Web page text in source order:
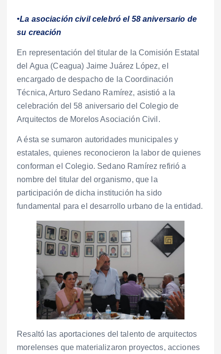
•La asociación civil celebró el 58 aniversario de
su creación
En representación del titular de la Comisión Estatal
del Agua (Ceagua) Jaime Juárez López, el
encargado de despacho de la Coordinación
Técnica, Arturo Sedano Ramírez, asistió a la
celebración del 58 aniversario del Colegio de
Arquitectos de Morelos Asociación Civil.
A ésta se sumaron autoridades municipales y
estatales, quienes reconocieron la labor de quienes
conforman el Colegio. Sedano Ramírez refirió a
nombre del titular del organismo, que la
participación de dicha institución ha sido
fundamental para el desarrollo urbano de la entidad.
Resaltó las aportaciones del talento de arquitectos
morelenses que materializaron proyectos, acciones